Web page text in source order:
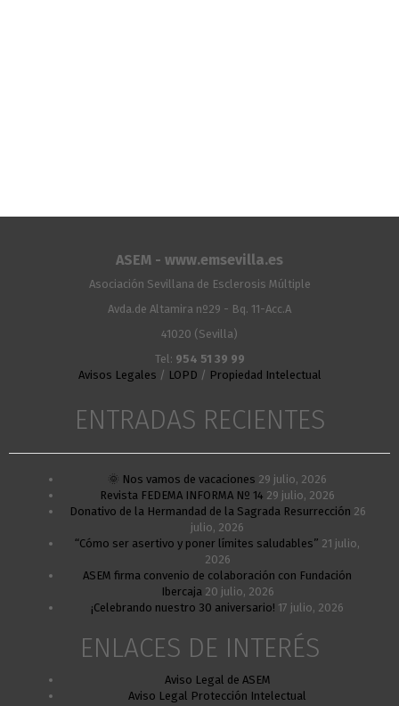
ASEM - www.emsevilla.es
Asociación Sevillana de Esclerosis Múltiple
Avda.de Altamira nº29 - Bq. 11-Acc.A
41020 (Sevilla)
Tel: 954 51 39 99
Avisos Legales / LOPD / Propiedad Intelectual
ENTRADAS RECIENTES
🌞 Nos vamos de vacaciones 29 julio, 2026
Revista FEDEMA INFORMA Nº 14 29 julio, 2026
Donativo de la Hermandad de la Sagrada Resurrección 26
julio, 2026
“Cómo ser asertivo y poner límites saludables” 21 julio,
2026
ASEM firma convenio de colaboración con Fundación
Ibercaja 20 julio, 2026
¡Celebrando nuestro 30 aniversario! 17 julio, 2026
ENLACES DE INTERÉS
Aviso Legal de ASEM
Aviso Legal Protección Intelectual